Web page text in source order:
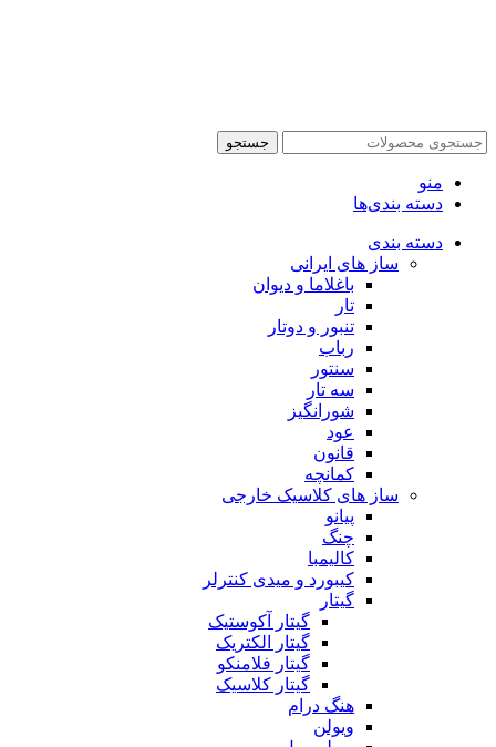
جستجو
منو
دسته بندی‌ها
دسته بندی
ساز های ایرانی
باغلاما و دیوان
تار
تنبور و دوتار
رباب
سنتور
سه تار
شورانگیز
عود
قانون
کمانچه
ساز های کلاسیک خارجی
پیانو
چنگ
کالیمبا
کیبورد و میدی کنترلر
گیتار
گیتار آکوستیک
گیتار الکتریک
گیتار فلامنکو
گیتار کلاسیک
هنگ درام
ویولن